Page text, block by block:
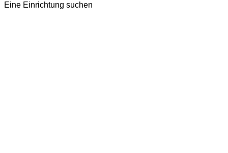
Eine Einrichtung suchen